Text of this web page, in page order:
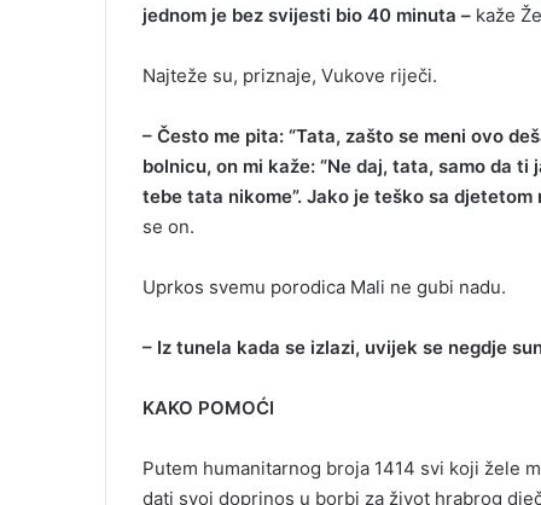
jednom je bez svijesti bio 40 minuta – kaže
Najteže su, priznaje, Vukove riječi.
– Često me pita: “Tata, zašto se meni ovo
bolnicu, on mi kaže: “Ne daj, tata, samo da ti
tebe tata nikome”. Jako je teško sa
se on.
Uprkos svemu porodica Mali ne gubi nadu.
– Iz tunela kada se izlazi, uvijek se negdje
KAKO POMOĆI
Putem humanitarnog broja 1414 svi koji žele
dati svoj doprinos u borbi za život hrabrog